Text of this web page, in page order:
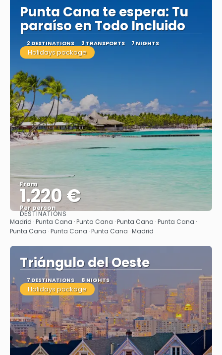
Punta Cana te espera: Tu
paraíso en Todo Incluido
2 DESTINATIONS 2 TRANSPORTS 7 NIGHTS
Holidays package
From
1.220 €
Per person
See
DESTINATIONS
Madrid · Punta Cana · Punta Cana · Punta Cana · Punta Cana ·
Punta Cana · Punta Cana · Punta Cana · Madrid
Triángulo del Oeste
7 DESTINATIONS 8 NIGHTS
Holidays package